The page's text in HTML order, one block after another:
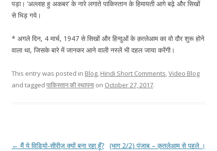
पड़ा। ‘अल्लाह हु अकबर’ के नारे लगाते पाकिस्तान के हिमायती आगे बढ़े और सिखों
से भिड़ गये।
* अगले दिन, 4 मार्च, 1947 से सिखों और हिन्दुओं के क़त्लेआम का वो दौर शुरू होने
वाला था, जिसके बारे में जानकर आने वाली नस्लें भी दहल जाया करेंगी।
This entry was posted in Blog, Hindi Short Comments,Video Blog
and tagged पाकिस्तान की स्थापना on October 27, 2017.
Post
← मैं ये विडियो-सीरीज़ क्यों बना रहा हूँ? (भाग 2/2) पंजाब – क़तलेआम से पहले ।